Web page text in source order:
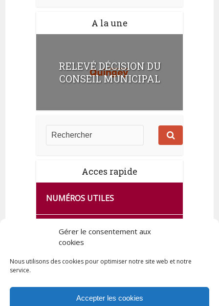
Gérer le consentement aux
cookies
Nous utilisons des cookies pour optimiser notre site web et notre
service.
Accepter les cookies
A la une
RELEVÉ DÉCISION DU
CONSEIL MUNICIPAL
Acces rapide
NUMÉROS UTILES
CA SE PASSE À FRANCE SERVICES
DE QUINGEY